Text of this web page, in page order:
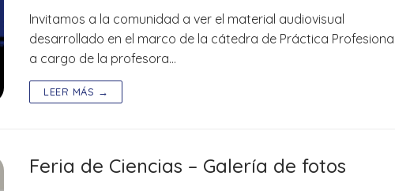
Invitamos a la comunidad a ver el material audiovisual
desarrollado en el marco de la cátedra de Práctica Profesional
a cargo de la profesora…
LEER MÁS →
Feria de Ciencias – Galería de fotos